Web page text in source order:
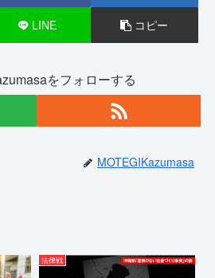
LINE コピー
をフォローする
MOTEGIKazumasa
法律戦